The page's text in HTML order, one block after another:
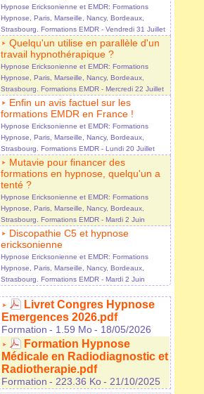
Hypnose Ericksonienne et EMDR: Formations
Hypnose, Paris, Marseille, Nancy, Bordeaux,
Strasbourg. Formations EMDR - Vendredi 31 Juillet
Quelqu'un utilise en parallèle d'un
travail hypnothérapique ?
Hypnose Ericksonienne et EMDR: Formations
Hypnose, Paris, Marseille, Nancy, Bordeaux,
Strasbourg. Formations EMDR - Mercredi 22 Juillet
Enfin un avis factuel sur les
formations EMDR en France !
Hypnose Ericksonienne et EMDR: Formations
Hypnose, Paris, Marseille, Nancy, Bordeaux,
Strasbourg. Formations EMDR - Lundi 20 Juillet
Mutavie pour financer des
formations en hypnose, quelqu'un a
tenté ?
Hypnose Ericksonienne et EMDR: Formations
Hypnose, Paris, Marseille, Nancy, Bordeaux,
Strasbourg. Formations EMDR - Mardi 2 Juin
Discopathie C5 et hypnose
ericksonienne
Hypnose Ericksonienne et EMDR: Formations
Hypnose, Paris, Marseille, Nancy, Bordeaux,
Strasbourg. Formations EMDR - Mardi 2 Juin
Livret Congres Hypnose
Emergences 2026.pdf
Formation - 1.59 Mo- 18/05/2026
Formation Hypnose
Médicale en Radiodiagnostic et
Radiotherapie.pdf
Formation - 223.36 Ko- 21/10/2025